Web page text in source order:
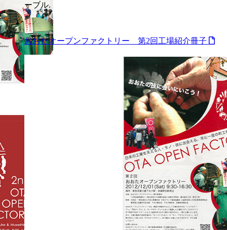
ーブル.
おおたオープンファクトリー 第2回工場紹介冊子